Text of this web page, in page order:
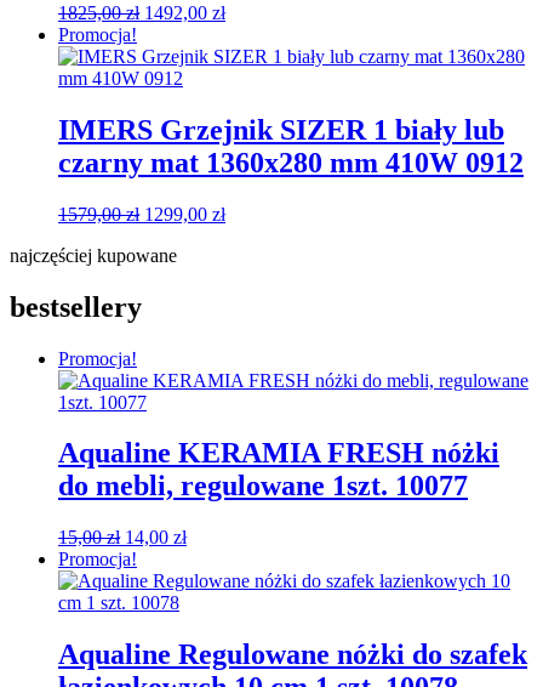
1825,00zł Pierwotna
wynosiła:
1825,00 zł.
1492,00 złAktualna
wynosi:
Promocja!
IMERS Grzejnik SIZER 1 biały lub
czarny mat 1360x280 mm 410W 0912
1579,00zł Pierwotna
wynosiła:
1299,00 złAktualna
najczęściej kupowane
bestsellery
Promocja!
Aqualine KERAMIA FRESH nóżki
do mebli, regulowane 1szt. 10077
15,00zł Pierwotna
cena
wynosiła:
15,00 zł.
14,00 złAktualna
wynosi:
Promocja!
Aqualine Regulowane nóżki do szafek